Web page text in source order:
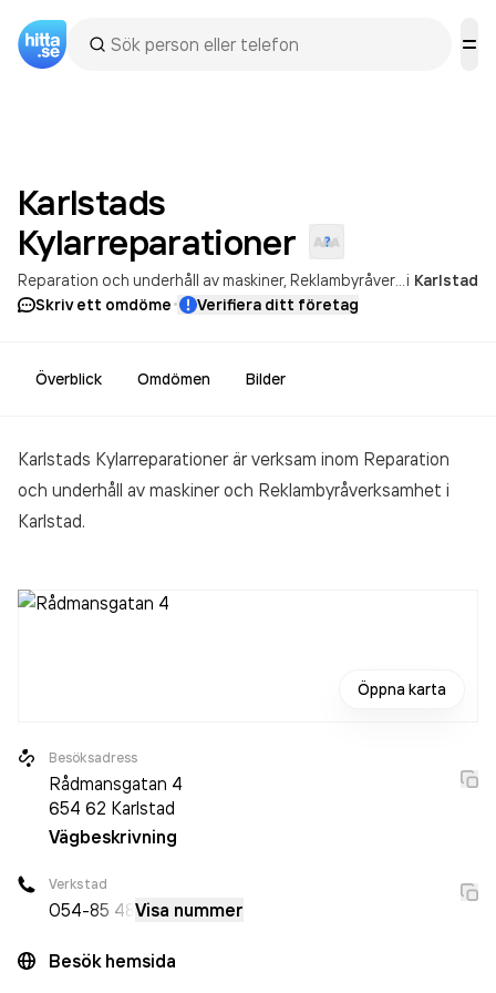
Karlstads
Kylarreparationer
Reparation och underhåll av maskiner Reklambyråverksamhet i Karlstad
Skriv ett omdöme· Verifiera ditt företag
Överblick Omdömen Bilder
Karlstads Kylarreparationer är verksam inom Reparation
och underhåll av maskiner och Reklambyråverksamhet i
Karlstad.
Öppna karta
Besöksadress
Rådmansgatan 4
654 62 Karlstad
Vägbeskrivning
Verkstad
054-85 48 Visa nummer
Besök hemsida